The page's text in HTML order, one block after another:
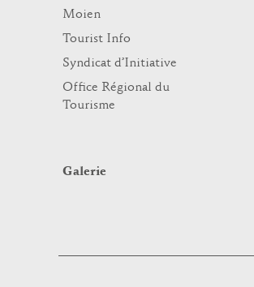
Moien
Tourist Info
Syndicat d’Initiative
Office Régional du
Tourisme
Galerie